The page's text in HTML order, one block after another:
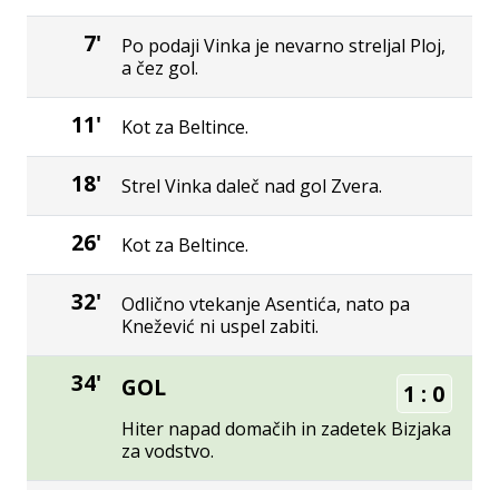
7'
Po podaji Vinka je nevarno streljal Ploj,
a čez gol.
11' Kot za Beltince.
18' Strel Vinka daleč nad gol Zvera.
26' Kot za Beltince.
32'
Odlično vtekanje Asentića, nato pa
Knežević ni uspel zabiti.
34' GOL 1 : 0
Hiter napad domačih in zadetek Bizjaka
za vodstvo.